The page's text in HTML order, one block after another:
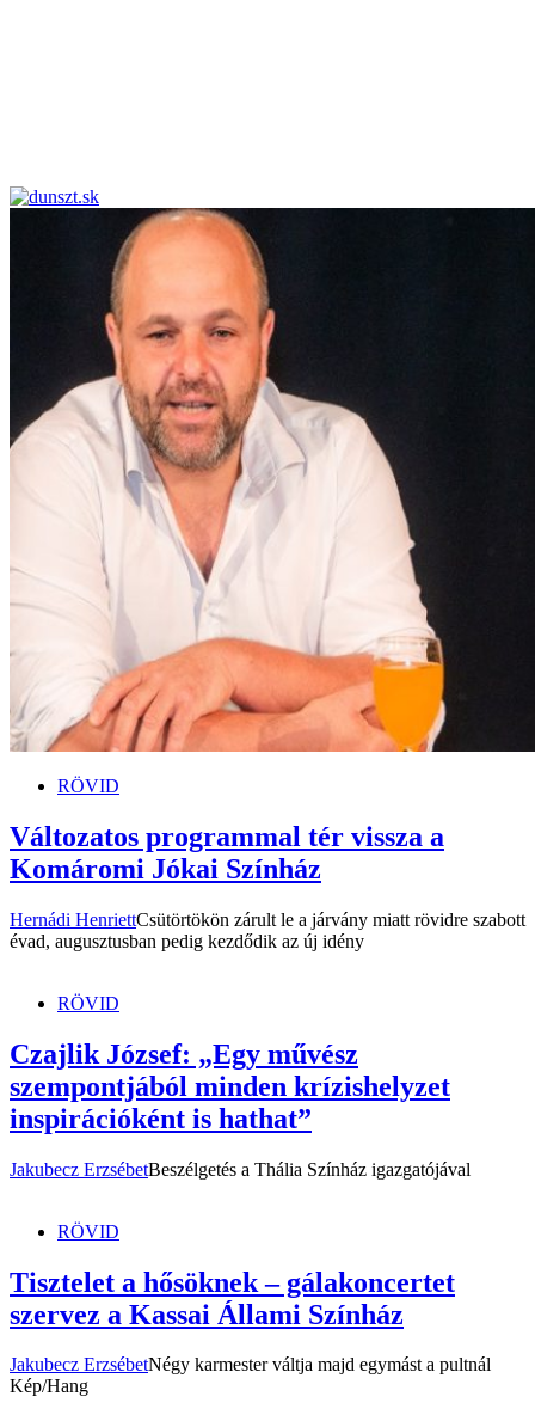
RÖVID
Változatos programmal tér vissza a
Komáromi Jókai Színház
Hernádi HenriettCsütörtökön zárult le a járvány miatt rövidre szabott
évad, augusztusban pedig kezdődik az új idény
RÖVID
Czajlik József: „Egy művész
szempontjából minden krízishelyzet
inspirációként is hathat”
Jakubecz ErzsébetBeszélgetés a Thália Színház igazgatójával
RÖVID
Tisztelet a hősöknek – gálakoncertet
szervez a Kassai Állami Színház
Jakubecz ErzsébetNégy karmester váltja majd egymást a pultnál
Kép/Hang